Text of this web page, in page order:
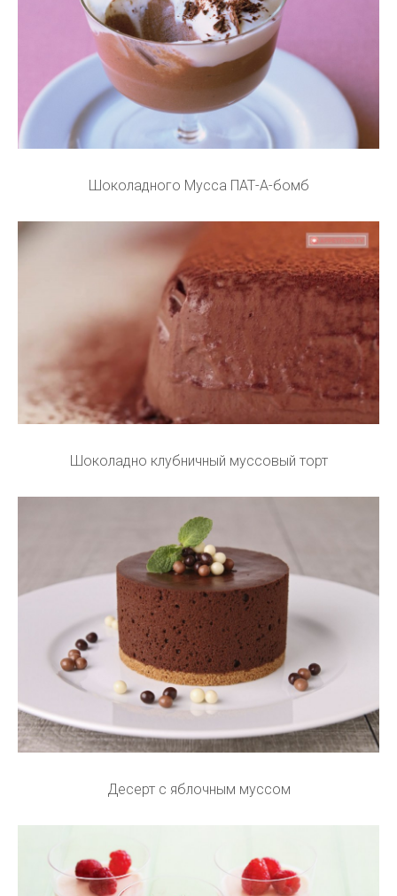
Шоколадного Мусса ПАТ-А-бомб
Шоколадно клубничный муссовый торт
Десерт с яблочным муссом